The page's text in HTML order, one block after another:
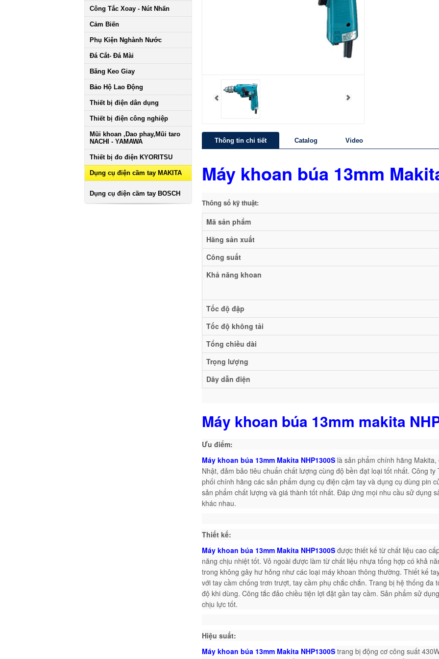
Công Tắc Xoay - Nút Nhấn
Cảm Biến
Phụ Kiện Nghành Nước
Đá Cắt- Đá Mài
Băng Keo Giay
Bảo Hộ Lao Động
Thiết bị điện dân dụng
Thiết bị điện công nghiệp
Mũi khoan ,Dao phay,Mũi taro
NACHI - YAMAWA
Thiết bị đo điện KYORITSU
Dụng cụ điện cầm tay MAKITA
Dụng cụ điện cầm tay BOSCH
Thông tin chi tiết Catalog Video
Máy khoan búa 13mm
Thông số kỹ thuật:
Mã sản phẩm
Hãng sản xuất
Công suất
Khả năng khoan
Tốc độ đập
Tốc độ không tải
Tổng chiều dài
Trọng lượng
Dây dẫn điện
Máy khoan búa 13mm makita
Ưu điểm:
Máy khoan búa 13mm Makita NHP1300S là sản phẩm chính hãng
Nhật, đảm bảo tiêu chuẩn chất lượng cùng độ bền đạt loại tốt nhất. Công
phối chính hãng các sản phẩm dụng cụ điện cậm tay và dụng cụ dùng pin
sản phẩm chất lượng và giá thành tốt nhất. Đáp ứng mọi nhu cầu sử dụng
khác nhau.
Thiết kế:
Máy khoan búa 13mm Makita NHP1300S được thiết kế từ chất liệu cao
năng chịu nhiệt tốt. Vỏ ngoài được làm từ chất liệu nhựa tổng hợp có khả
trong không gây hư hỏng như các loại máy khoan thông thường. Thiết kế
với tay cầm chống trơn trượt, tay cầm phụ chắc chắn. Trang bị hệ thống đa
độ khi dùng. Công tắc đảo chiều tiện lợi đặt gần tay cầm. Sản phẩm sử
chịu lực tốt.
Hiệu suất:
Máy khoan búa 13mm Makita NHP1300S trang bị động cơ công suất